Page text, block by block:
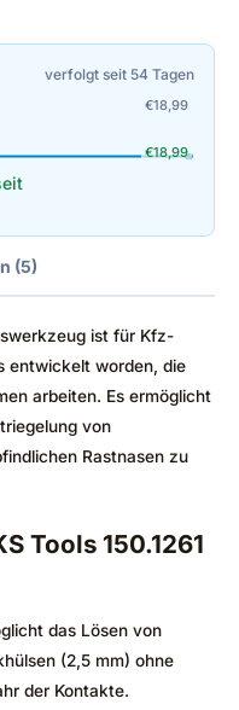
verfolgt seit 54 Tagen
€18,99
€18,99
(5)
ist für Kfz-
entwickelt worden, die
arbeiten. Es ermöglicht
von
Rastnasen zu
Tools 150.1261
das Lösen von
(2,5 mm) ohne
der Kontakte.